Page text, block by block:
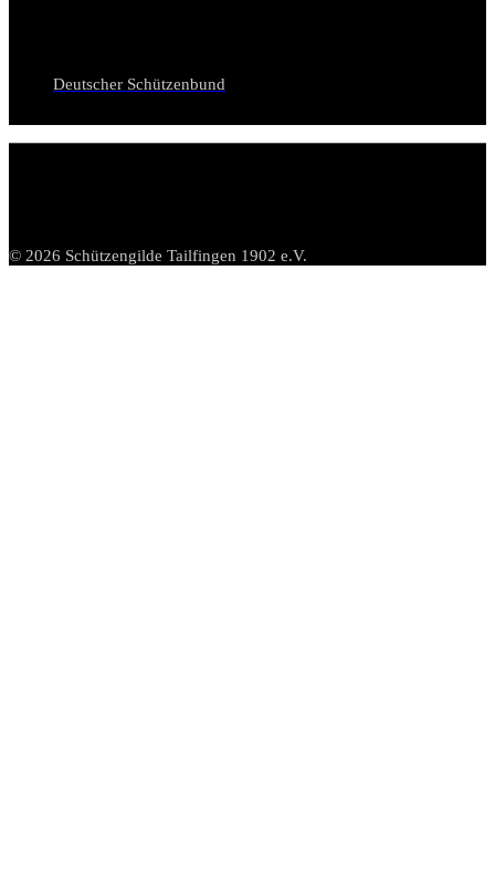
Deutscher Schützenbund
© 2026 Schützengilde Tailfingen 1902 e.V.